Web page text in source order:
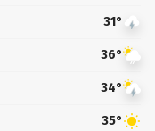
31°
36°
34°
35°